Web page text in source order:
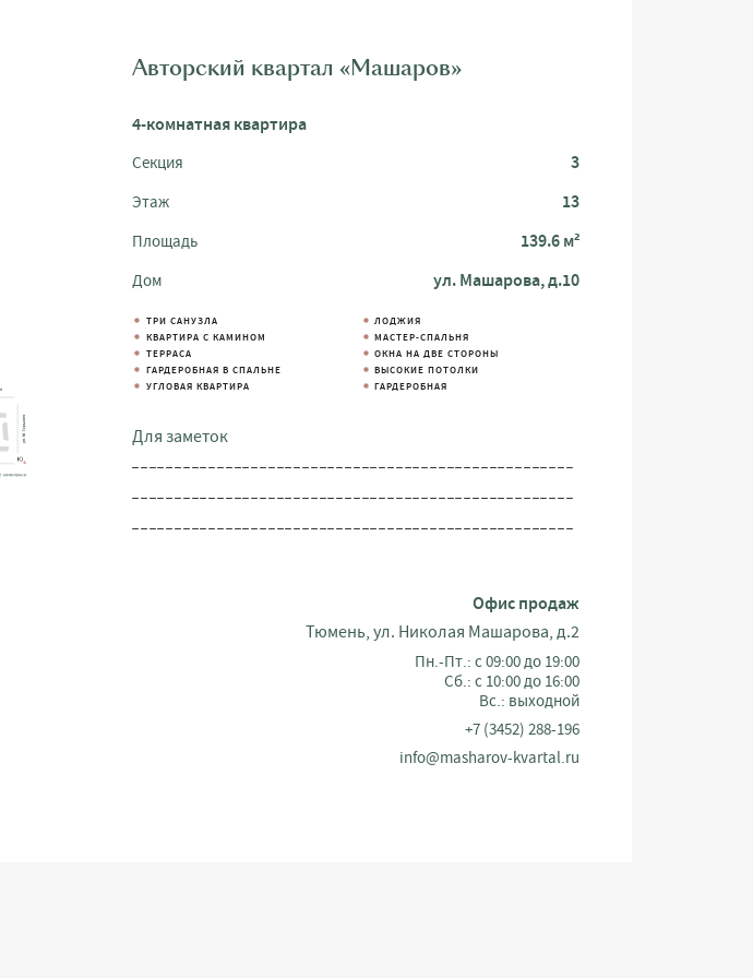
Авторский квартал «Машаров»
4-комнатная квартира
Секция 3
Этаж 13
Площадь 139.6 м²
Дом ул. Машарова, д.10
ТРИ САНУЗЛА
КВАРТИРА С КАМИНОМ
ТЕРРАСА
ГАРДЕРОБНАЯ В СПАЛЬНЕ
УГЛОВАЯ КВАРТИРА
ЛОДЖИЯ
МАСТЕР-СПАЛЬНЯ
ОКНА НА ДВЕ СТОРОНЫ
ВЫСОКИЕ ПОТОЛКИ
ГАРДЕРОБНАЯ
Для заметок
____________________________________________________
____________________________________________________
____________________________________________________
____________________________________________________
____________________________________________________
Офис продаж
Тюмень, ул. Николая Машарова, д.2
Пн.-Пт.: с 09:00 до 19:00
Сб.: с 10:00 до 16:00
Вс.: выходной
+7 (3452) 288-196
info@masharov-kvartal.ru